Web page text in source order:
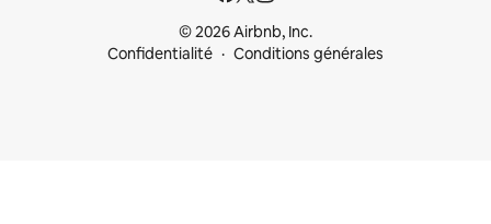
© 2026 Airbnb, Inc.
Confidentialité
Conditions générales